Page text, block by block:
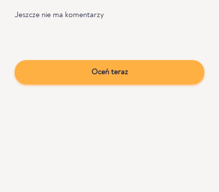
Jeszcze nie ma komentarzy
Oceń teraz